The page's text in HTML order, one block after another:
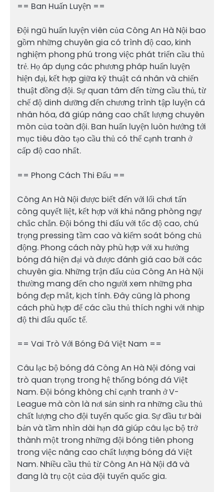
== Ban Huấn Luyện ==
Đội ngũ huấn luyện viên của Công An Hà Nội bao
gồm những chuyên gia có trình độ cao, kinh
nghiệm phong phú trong việc phát triển cầu thủ
trẻ. Họ áp dụng các phương pháp huấn luyện
hiện đại, kết hợp giữa kỹ thuật cá nhân và chiến
thuật đồng đội. Sự quan tâm đến từng cầu thủ, từ
chế độ dinh dưỡng đến chương trình tập luyện cá
nhân hóa, đã giúp nâng cao chất lượng chuyên
môn của toàn đội. Ban huấn luyện luôn hướng tới
mục tiêu đào tạo cầu thủ có thể cạnh tranh ở
cấp độ cao nhất.
== Phong Cách Thi Đấu ==
Công An Hà Nội được biết đến với lối chơi tấn
công quyết liệt, kết hợp với khả năng phòng ngự
chắc chắn. Đội bóng thi đấu với tốc độ cao, chú
trọng pressing tầm cao và kiểm soát bóng chủ
động. Phong cách này phù hợp với xu hướng
bóng đá hiện đại và được đánh giá cao bởi các
chuyên gia. Những trận đấu của Công An Hà Nội
thường mang đến cho người xem những pha
bóng đẹp mắt, kịch tính. Đây cũng là phong
cách phù hợp để các cầu thủ thích nghi với nhịp
độ thi đấu quốc tế.
== Vai Trò Với Bóng Đá Việt Nam ==
Câu lạc bộ bóng đá Công An Hà Nội đóng vai
trò quan trọng trong hệ thống bóng đá Việt
Nam. Đội bóng không chỉ cạnh tranh ở V-
League mà còn là nơi sản sinh ra những cầu thủ
chất lượng cho đội tuyển quốc gia. Sự đầu tư bài
bản và tầm nhìn dài hạn đã giúp câu lạc bộ trở
thành một trong những đội bóng tiên phong
trong việc nâng cao chất lượng bóng đá Việt
Nam. Nhiều cầu thủ từ Công An Hà Nội đã và
đang là trụ cột của đội tuyển quốc gia.